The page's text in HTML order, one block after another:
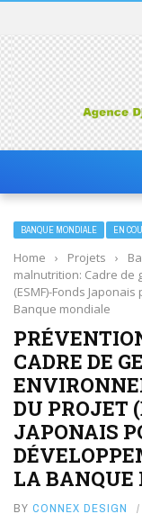
BANQUE MONDIALE EN
Home › Projets ›
malnutrition: Cadre de
(ESMF)-Fonds
Banque mondiale
CADRE DE
DU PROJET
JAPONAIS
LA BANQUE
BY CONNEX DESIGN